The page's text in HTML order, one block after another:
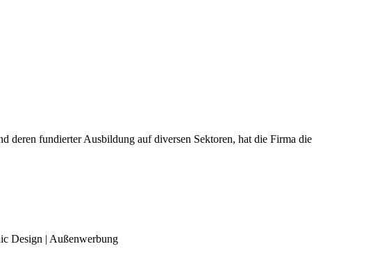
deren fundierter Ausbildung auf diversen Sektoren, hat die Firma die
Design | Außenwerbung